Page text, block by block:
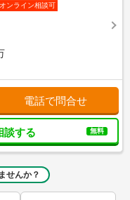
ンライン相談可
電話で問合せ
談する 無料
せんか？